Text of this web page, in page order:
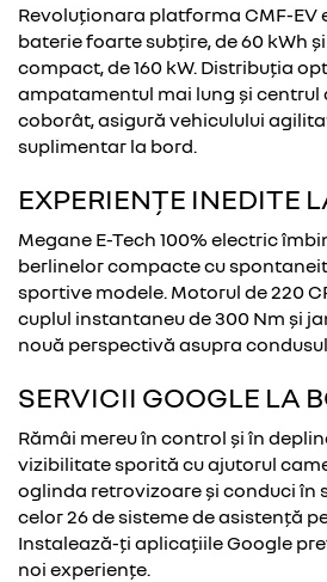
Revoluționara platforma CMF-EV
baterie foarte subțire, de 60 kWh
compact, de 160 kW. Distribuția
ampatamentul mai lung și centrul
coborât, asigură vehiculului
suplimentar la bord.
EXPERIENȚE INEDITE
Megane E-Tech 100% electric
berlinelor compacte cu
sportive modele. Motorul de 220
cuplul instantaneu de 300 Nm și
nouă perspectivă asupra
SERVICII GOOGLE LA
Rămâi mereu în control și în
vizibilitate sporită cu ajutorul
oglinda retrovizoare și conduci în
celor 26 de sisteme de asistență
Instalează-ți aplicațiile Google
noi experiențe.